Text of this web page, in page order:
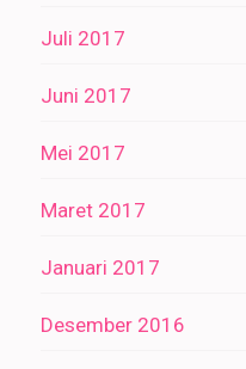
Juli 2017
Juni 2017
Mei 2017
Maret 2017
Januari 2017
Desember 2016